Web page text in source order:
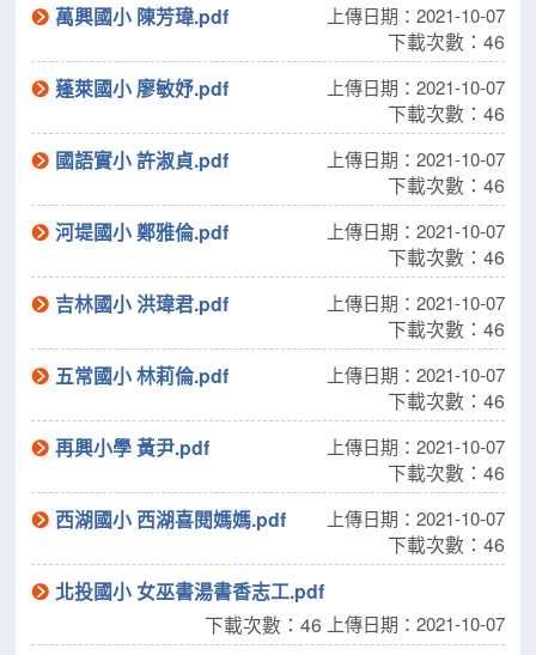
萬興國小 陳芳瑋.pdf 上傳日期：2021-10-07
下載次數：46
蓬萊國小 廖敏妤.pdf 上傳日期：2021-10-07
下載次數：46
國語實小 許淑貞.pdf 上傳日期：2021-10-07
下載次數：46
河堤國小 鄭雅倫.pdf 上傳日期：2021-10-07
下載次數：46
吉林國小 洪瑋君.pdf 上傳日期：2021-10-07
下載次數：46
五常國小 林莉倫.pdf 上傳日期：2021-10-07
下載次數：46
再興小學 黃尹.pdf 上傳日期：2021-10-07
下載次數：46
西湖國小 西湖喜閱媽媽.pdf 上傳日期：2021-10-07
下載次數：46
北投國小 女巫書湯書香志工.pdf
上傳日期：2021-10-07
下載次數：46